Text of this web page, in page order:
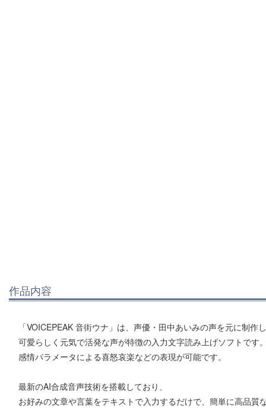
作品内容
「VOICEPEAK 音街ウナ」は、声優・田中あいみの声を元に制作
可愛らしく元気で活発な声が特徴の入力文字読み上げソフトです
感情パラメータによる喜怒哀楽などの表現が可能です。
最新のAI合成音声技術を搭載しており、
お好みの文章や言葉をテキストで入力するだけで、簡単に高品質